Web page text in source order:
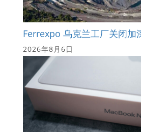
Ferrexpo 乌克兰工厂关闭加
2026年8月6日